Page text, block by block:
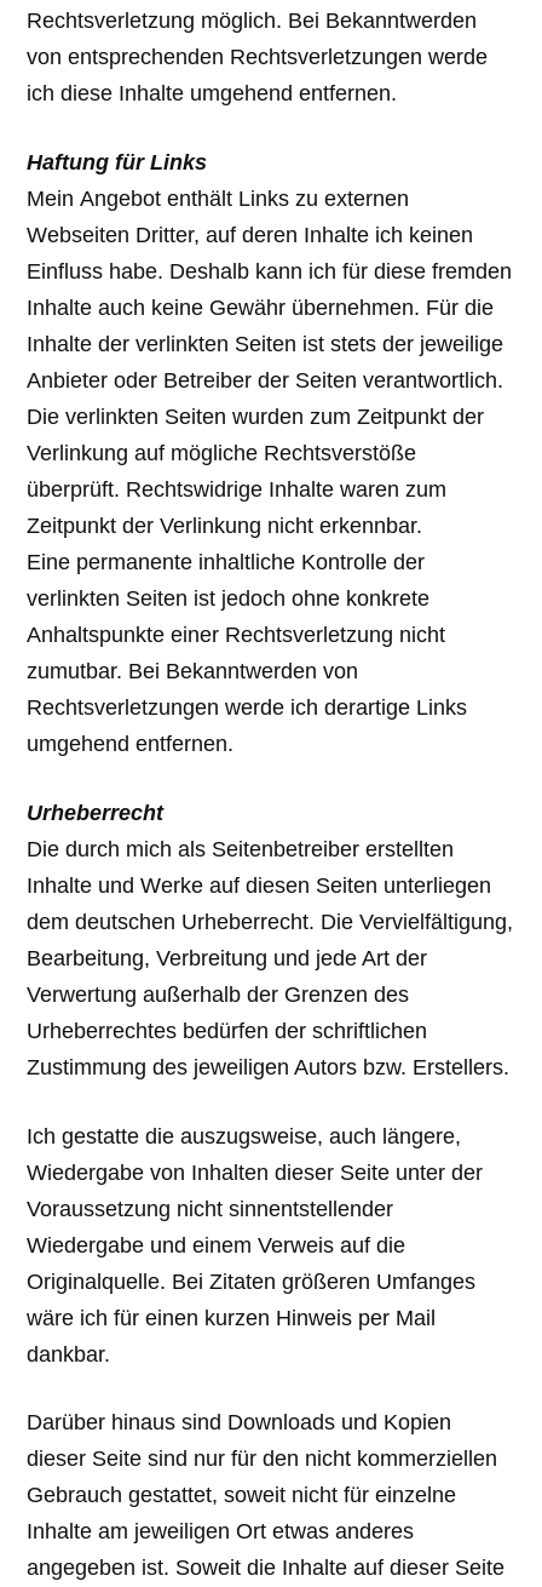
Rechtsverletzung möglich. Bei Bekanntwerden
von entsprechenden Rechtsverletzungen werde
ich diese Inhalte umgehend entfernen.
Haftung für Links
Mein Angebot enthält Links zu externen
Webseiten Dritter, auf deren Inhalte ich keinen
Einfluss habe. Deshalb kann ich für diese fremden
Inhalte auch keine Gewähr übernehmen. Für die
Inhalte der verlinkten Seiten ist stets der jeweilige
Anbieter oder Betreiber der Seiten verantwortlich.
Die verlinkten Seiten wurden zum Zeitpunkt der
Verlinkung auf mögliche Rechtsverstöße
überprüft. Rechtswidrige Inhalte waren zum
Zeitpunkt der Verlinkung nicht erkennbar.
Eine permanente inhaltliche Kontrolle der
verlinkten Seiten ist jedoch ohne konkrete
Anhaltspunkte einer Rechtsverletzung nicht
zumutbar. Bei Bekanntwerden von
Rechtsverletzungen werde ich derartige Links
umgehend entfernen.
Urheberrecht
Die durch mich als Seitenbetreiber erstellten
Inhalte und Werke auf diesen Seiten unterliegen
dem deutschen Urheberrecht. Die Vervielfältigung,
Bearbeitung, Verbreitung und jede Art der
Verwertung außerhalb der Grenzen des
Urheberrechtes bedürfen der schriftlichen
Zustimmung des jeweiligen Autors bzw. Erstellers.
Ich gestatte die auszugsweise, auch längere,
Wiedergabe von Inhalten dieser Seite unter der
Voraussetzung nicht sinnentstellender
Wiedergabe und einem Verweis auf die
Originalquelle. Bei Zitaten größeren Umfanges
wäre ich für einen kurzen Hinweis per Mail
dankbar.
Darüber hinaus sind Downloads und Kopien
dieser Seite sind nur für den nicht kommerziellen
Gebrauch gestattet, soweit nicht für einzelne
Inhalte am jeweiligen Ort etwas anderes
angegeben ist. Soweit die Inhalte auf dieser Seite